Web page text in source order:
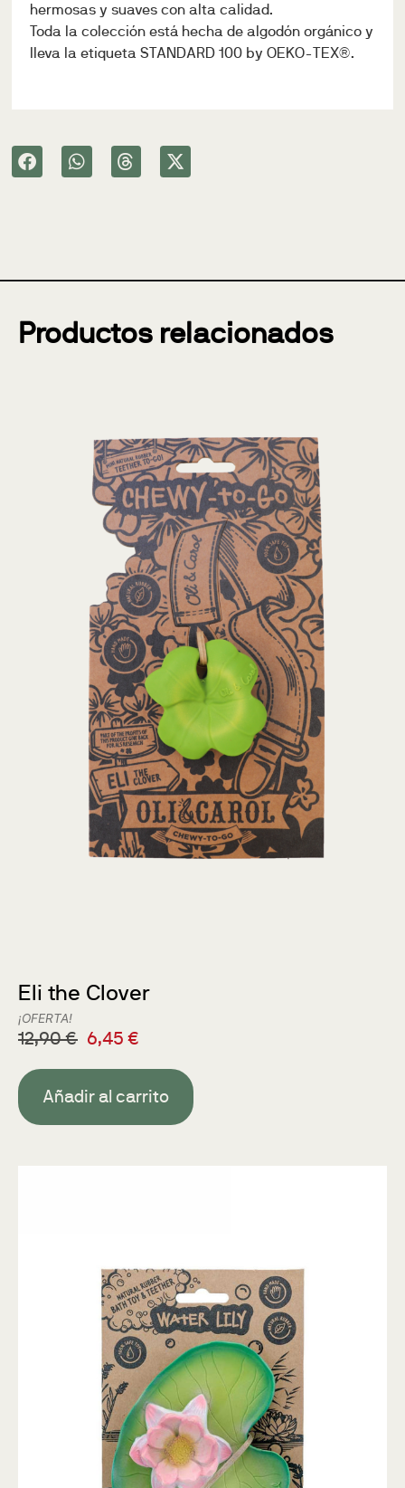
hermosas y suaves con alta calidad.
Toda la colección está hecha de algodón orgánico y
lleva la etiqueta STANDARD 100 by OEKO-TEX®.
Productos relacionados
¡OFERTA!
Eli the Clover
12,90€ 6,45 €
Añadir al carrito